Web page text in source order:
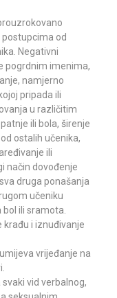
od
Negativni
pogrdnim imenima,
namjerno
pripada ili
u različitim
ili bola, širenje
ostalih učenika,
ili
način dovođenje
druga ponašanja
učeniku
ili sramota.
krađu i iznuđivanje
vrijeđanje na
vid verbalnog,